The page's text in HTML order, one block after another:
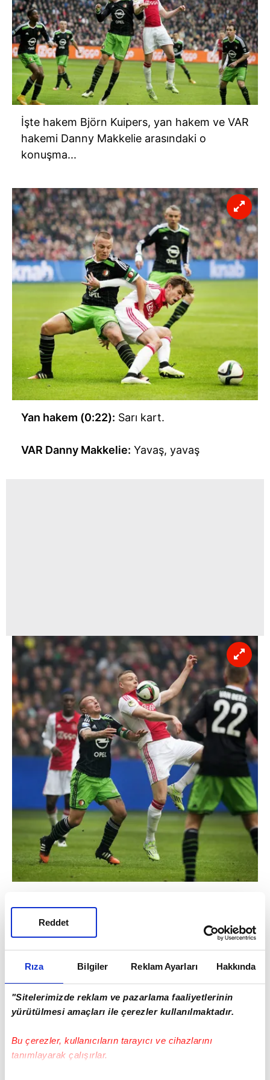
Rıza Bilgiler Reklam Ayarları Hakkında
"Sitelerimizde reklam ve pazarlama faaliyetlerinin
yürütülmesi amaçları ile çerezler kullanılmaktadır.
Bu çerezler, kullanıcıların tarayıcı ve cihazlarını
tanımlayarak çalışırlar.
Reddet
İşte hakem Björn Kuipers, yan hakem ve VAR
hakemi Danny Makkelie arasındaki o
konuşma...
Yan hakem (0:22): Sarı kart.
VAR Danny Makkelie: Yavaş, yavaş